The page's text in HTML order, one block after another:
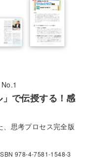
」で伝授する！感
、思考プロセス完全版
978-4-7581-1548-3